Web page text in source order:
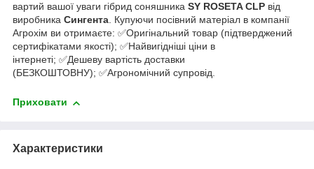
вартий вашої уваги гібрид соняшника SY ROSETA CLP від
виробника Сингента. Купуючи посівний матеріал в компанії
Агрохім ви отримаєте: ✅Оригінальний товар (підтверджений
сертифікатами якості); ✅Найвигідніші ціни в
інтернеті; ✅Дешеву вартість доставки
(БЕЗКОШТОВНУ); ✅Агрономічний супровід.
Приховати
Характеристики